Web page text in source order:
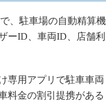
、駐車場の自動精算機
ーID、車両ID、店舗利
専用アプリで駐車車両
料金の割引提携がある